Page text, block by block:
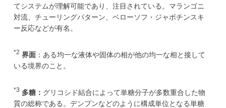
てシステムが理解可能であり、注目されている。マランゴニ
対流、チューリングパターン、ベローソフ・ジャボチンスキ
ー反応などが有名。
*2 界面 ：ある均一な液体や固体の相が他の均一な相と接して
いる境界のこと。
*3 多糖： グリコシド結合によって単糖分子が多数重合した物
質の総称である。デンプンなどのように構成単位となる単糖